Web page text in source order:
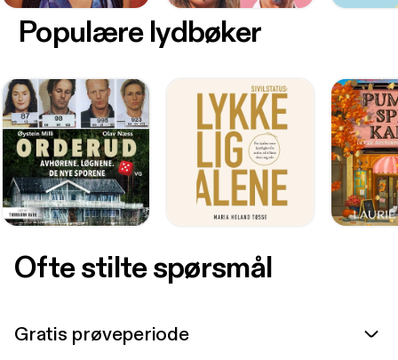
Populære lydbøker
Ofte stilte spørsmål
Gratis prøveperiode